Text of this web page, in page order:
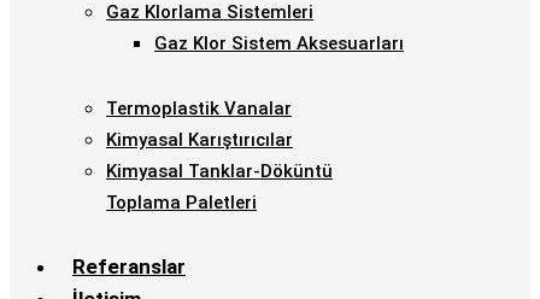
Gaz Klorlama Sistemleri
Gaz Klor Sistem Aksesuarları
Termoplastik Vanalar
Kimyasal Karıştırıcılar
Kimyasal Tanklar-Döküntü
Toplama Paletleri
Referanslar